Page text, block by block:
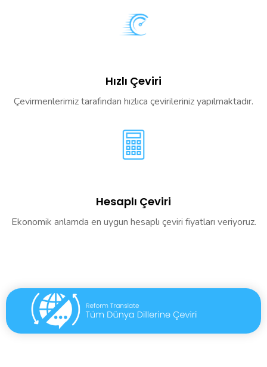
Hızlı Çeviri
Çevirmenlerimiz tarafından hızlıca çevirileriniz yapılmaktadır.
Hesaplı Çeviri
Ekonomik anlamda en uygun hesaplı çeviri fiyatları veriyoruz.